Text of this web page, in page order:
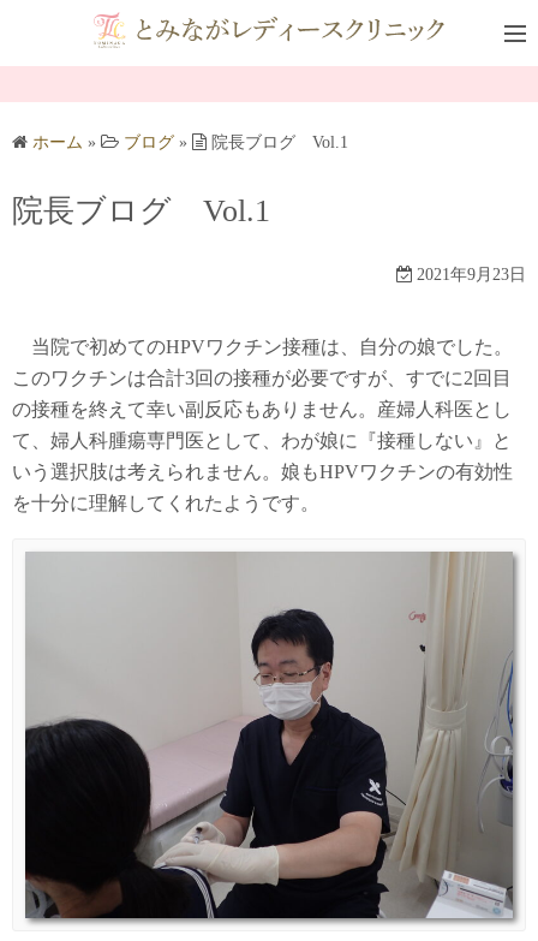
ン
ツ
ス
キ
ホーム » ブログ » 院長ブログ Vol.1
院長ブログ Vol.1
2021年9月23日
当院で初めてのHPVワクチン接種は、自分の娘でした。
このワクチンは合計3回の接種が必要ですが、すでに2回目
の接種を終えて幸い副反応もありません。産婦人科医とし
て、婦人科腫瘍専門医として、わが娘に『接種しない』と
いう選択肢は考えられません。娘もHPVワクチンの有効性
を十分に理解してくれたようです。